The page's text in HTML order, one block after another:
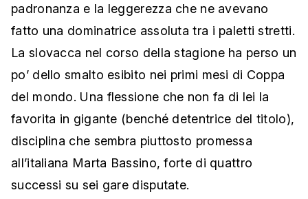
padronanza e la leggerezza che ne avevano
fatto una dominatrice assoluta tra i paletti stretti.
La slovacca nel corso della stagione ha perso un
po’ dello smalto esibito nei primi mesi di Coppa
del mondo. Una flessione che non fa di lei la
favorita in gigante (benché detentrice del titolo),
disciplina che sembra piuttosto promessa
all’italiana Marta Bassino, forte di quattro
successi su sei gare disputate.